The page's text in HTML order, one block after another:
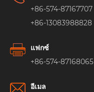
+86-574-87167707
+86-13083988828
แฟกซ์
+86-574-87168065
อีเมล